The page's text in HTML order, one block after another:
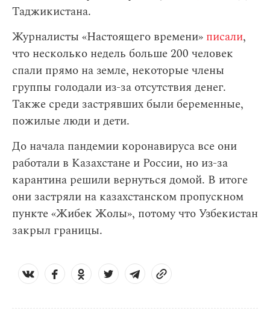
Таджикистана.
Журналисты «Настоящего времени» писали,
что несколько недель больше 200 человек
спали прямо на земле, некоторые члены
группы голодали из-за отсутствия денег.
Также среди застрявших были беременные,
пожилые люди и дети.
До начала пандемии коронавируса все они
работали в Казахстане и России, но из-за
карантина решили вернуться домой. В итоге
они застряли на казахстанском пропускном
пункте «Жибек Жолы», потому что Узбекистан
закрыл границы.